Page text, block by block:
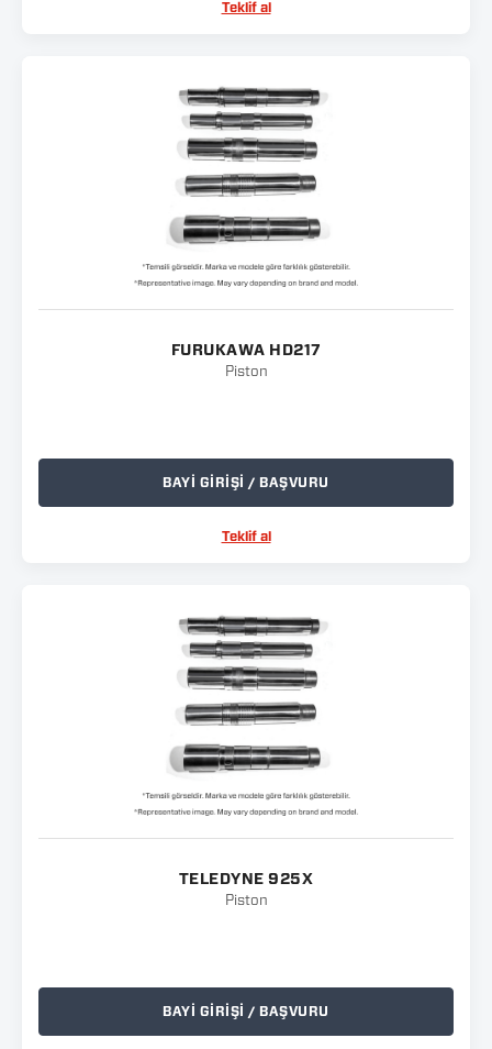
Teklif al
FURUKAWA HD217
Piston
BAYİ GİRİŞİ / BAŞVURU
Teklif al
TELEDYNE 925X
Piston
BAYİ GİRİŞİ / BAŞVURU